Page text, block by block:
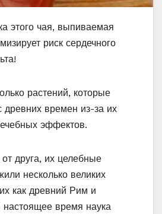
этого чая, выпиваемая
риск сердечного
растений, которые
древних времен из-за их
эффектов.
друга, их целебные
несколько великих
как древний Рим и
время наука